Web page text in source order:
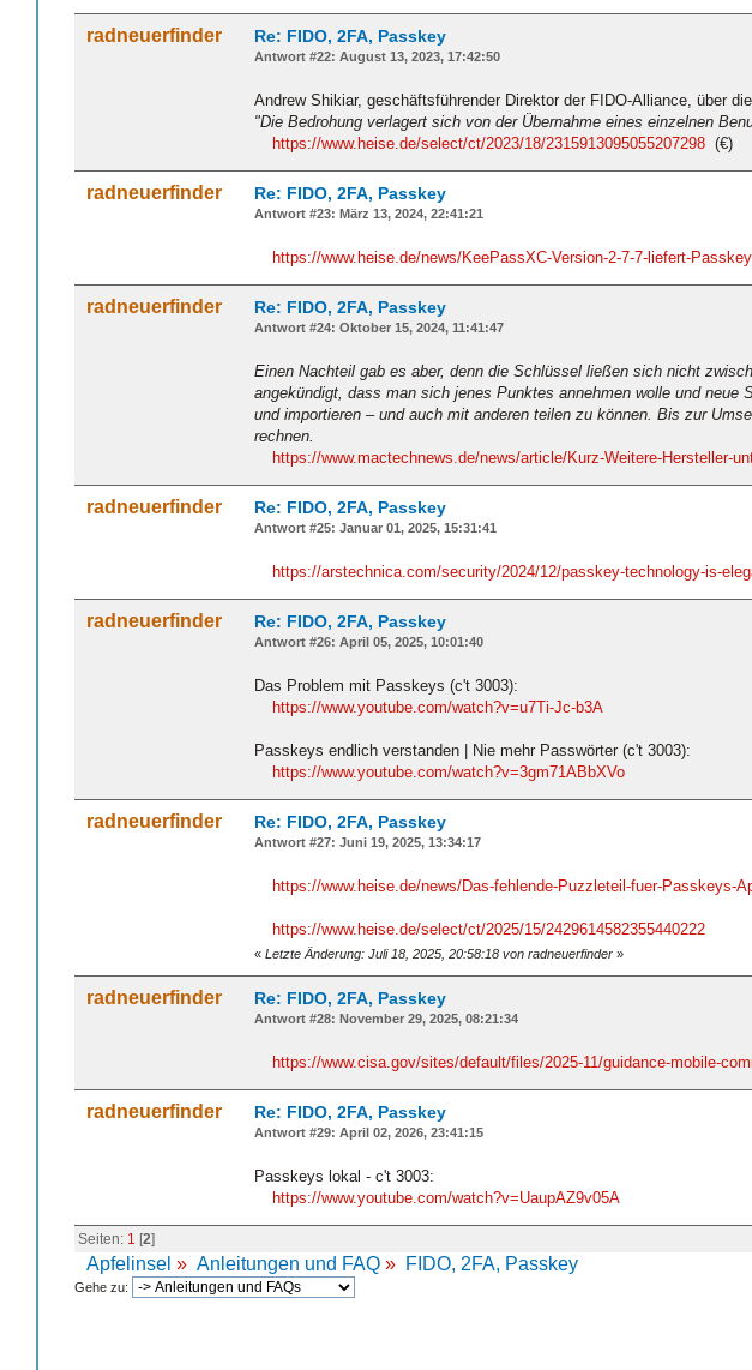
radneuerfinder Re: FIDO, 2FA, Passkey
Antwort #22: August 13, 2023, 17:42:50
Andrew Shikiar, geschäftsführender Direktor der FIDO-Alliance, über
"Die Bedrohung verlagert sich von der Übernahme eines einzelnen
https://www.heise.de/select/ct/2023/18/2315913095055207298 (€)
radneuerfinder Re: FIDO, 2FA, Passkey
Antwort #23: März 13, 2024, 22:41:21
https://www.heise.de/news/KeePassXC-Version-2-7-7-liefert-
radneuerfinder Re: FIDO, 2FA, Passkey
Antwort #24: Oktober 15, 2024, 11:41:47
Einen Nachteil gab es aber, denn die Schlüssel ließen sich nicht
angekündigt, dass man sich jenes Punktes annehmen wolle und
und importieren – und auch mit anderen teilen zu können. Bis zur
rechnen.
https://www.mactechnews.de/news/article/Kurz-Weitere-Hersteller-
radneuerfinder Re: FIDO, 2FA, Passkey
Antwort #25: Januar 01, 2025, 15:31:41
https://arstechnica.com/security/2024/12/passkey-technology-is-
radneuerfinder Re: FIDO, 2FA, Passkey
Antwort #26: April 05, 2025, 10:01:40
Das Problem mit Passkeys (c't 3003):
https://www.youtube.com/watch?v=u7Ti-Jc-b3A
Passkeys endlich verstanden | Nie mehr Passwörter (c't 3003):
https://www.youtube.com/watch?v=3gm71ABbXVo
radneuerfinder Re: FIDO, 2FA, Passkey
Antwort #27: Juni 19, 2025, 13:34:17
https://www.heise.de/news/Das-fehlende-Puzzleteil-fuer-Passkeys-
https://www.heise.de/select/ct/2025/15/2429614582355440222
« Letzte Änderung: Juli 18, 2025, 20:58:18 von radneuerfinder »
radneuerfinder Re: FIDO, 2FA, Passkey
Antwort #28: November 29, 2025, 08:21:34
https://www.cisa.gov/sites/default/files/2025-11/guidance-mobile-
radneuerfinder Re: FIDO, 2FA, Passkey
Antwort #29: April 02, 2026, 23:41:15
Passkeys lokal - c't 3003:
https://www.youtube.com/watch?v=UaupAZ9v05A
Seiten: 1 [2]
Apfelinsel » Anleitungen und FAQ » FIDO, 2FA, Passkey
Gehe zu: